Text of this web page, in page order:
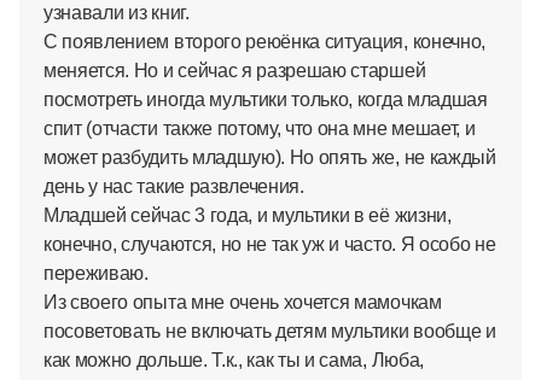
узнавали из книг.
С появлением второго реюёнка ситуация, конечно,
меняется. Но и сейчас я разрешаю старшей
посмотреть иногда мультики только, когда младшая
спит (отчасти также потому, что она мне мешает, и
может разбудить младшую). Но опять же, не каждый
день у нас такие развлечения.
Младшей сейчас 3 года, и мультики в её жизни,
конечно, случаются, но не так уж и часто. Я особо не
переживаю.
Из своего опыта мне очень хочется мамочкам
посоветовать не включать детям мультики вообще и
как можно дольше. Т.к., как ты и сама, Люба,